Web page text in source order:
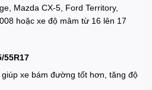
Mazda CX-5, Ford Territory,
hoặc xe độ mâm từ 16 lên 17
55R17
xe bám đường tốt hơn, tăng độ